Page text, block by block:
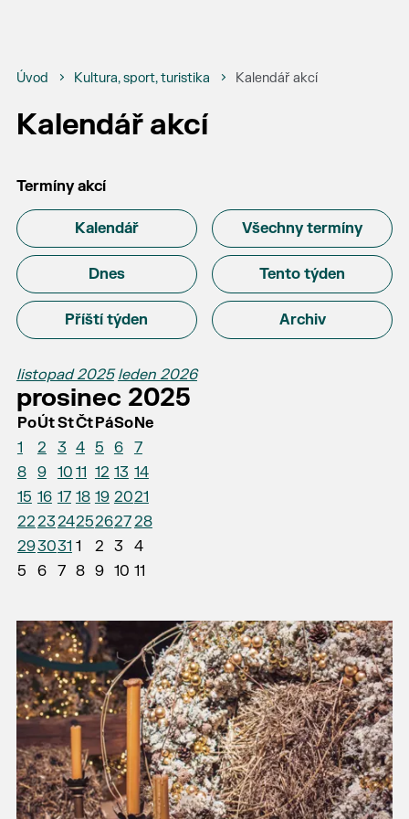
Úvod Kultura, sport, turistika Kalendář akcí
Kalendář akcí
Termíny akcí
Kalendář Všechny termíny
Dnes Tento týden
Příští týden Archiv
listopad 2025 leden 2026
prosinec 2025
PoÚtStČtPáSoNe
1
2 3 4 5 6
7
8
9 10 11 12 13 14
15 16 17 18 19 2021
22232425262728
293031 1 2 3
4
5
6 7 8 9 10 11